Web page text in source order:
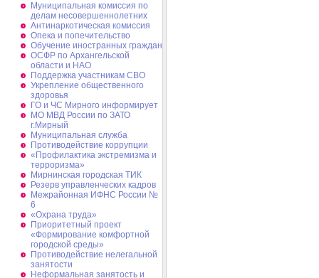
Муниципальная комиссия по
делам несовершеннолетних
Антинаркотическая комиссия
Опека и попечительство
Обучение иностранных граждан
ОСФР по Архангельской
области и НАО
Поддержка участникам СВО
Укрепление общественного
здоровья
ГО и ЧС Мирного информирует
МО МВД России по ЗАТО
г.Мирный
Муниципальная cлужба
Противодействие коррупции
«Профилактика экстремизма и
терроризма»
Мирнинская городская ТИК
Резерв управленческих кадров
Межрайонная ИФНС России №
6
«Охрана труда»
Приоритетный проект
«Формирование комфортной
городской среды»
Противодействие нелегальной
занятости
Неформальная занятость и